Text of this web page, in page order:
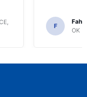
F
OK